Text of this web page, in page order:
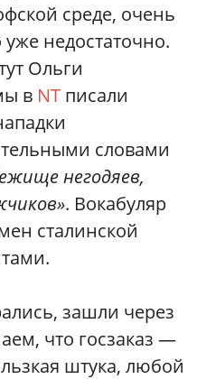
среде, очень
недостаточно.
Ольги
в NT писали
словами
негодяев,
. Вокабуляр
сталинской
зашли через
что госзаказ —
штука, любой